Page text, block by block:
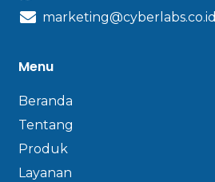
marketing@cyberlabs.co.id
Menu
Beranda
Tentang
Produk
Layanan